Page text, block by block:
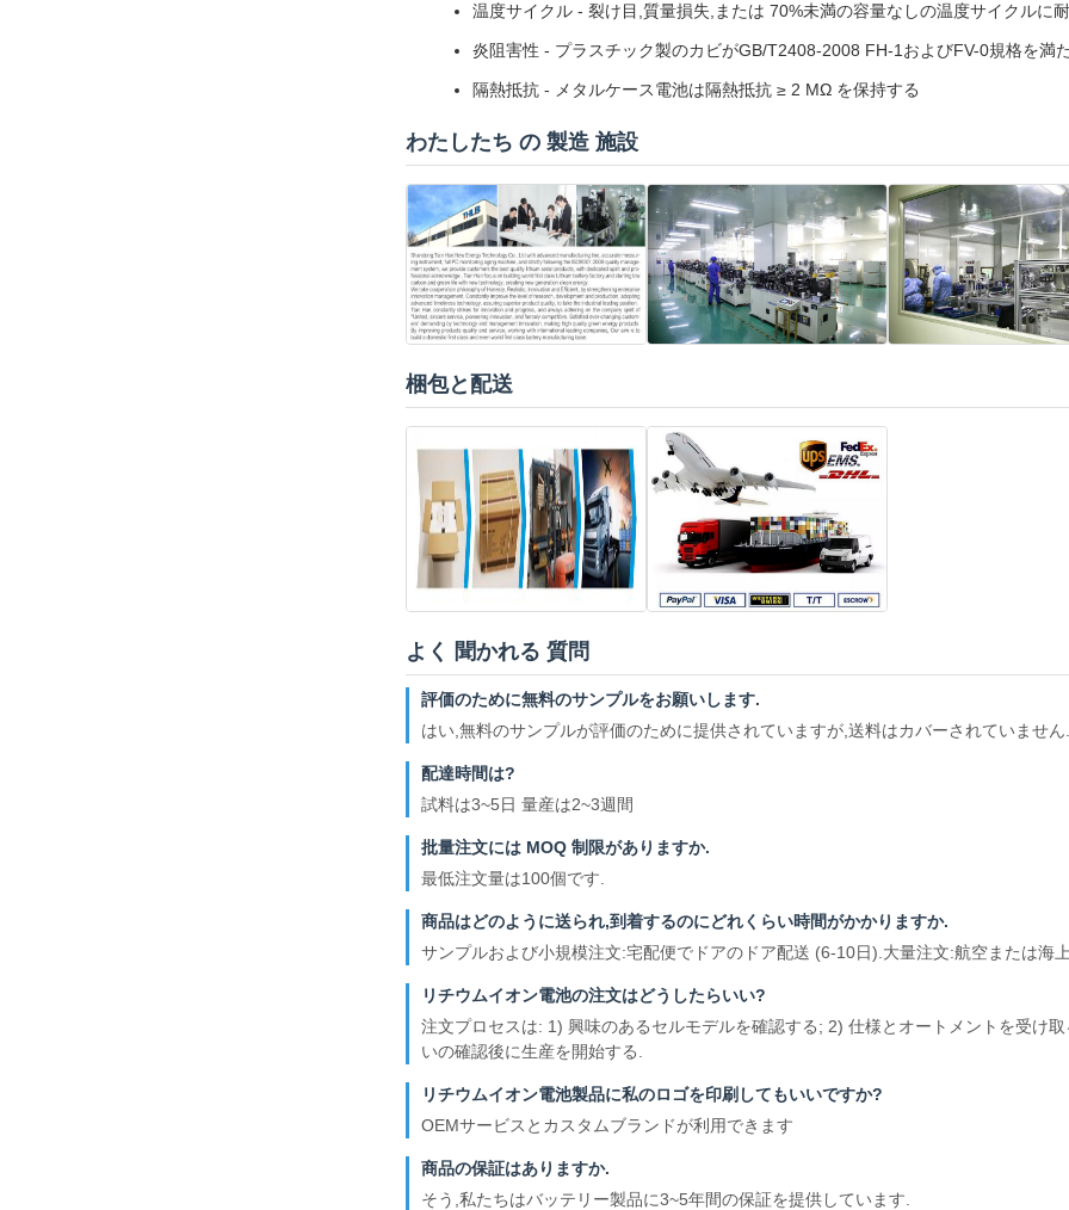
温度サイクル - 裂け目,質量損失,または 70%未満の容量なしの温度サイクルに
炎阻害性 - プラスチック製のカビがGB/T2408-2008 FH-1およびFV-0規格を満
隔熱抵抗 - メタルケース電池は隔熱抵抗 ≥ 2 MΩ を保持する
わたしたち の 製造 施設
梱包と配送
よく 聞かれる 質問
評価のために無料のサンプルをお願いします.
はい,無料のサンプルが評価のために提供されていますが,送料はカバーされていません.
配達時間は?
試料は3~5日 量産は2~3週間
批量注文には MOQ 制限がありますか.
最低注文量は100個です.
商品はどのように送られ,到着するのにどれくらい時間がかかりますか.
サンプルおよび小規模注文:宅配便でドアのドア配送 (6-10日).大量注文:航空または海
リチウムイオン電池の注文はどうしたらいい?
注文プロセスは: 1) 興味のあるセルモデルを確認する; 2) 仕様とオートメントを受け
いの確認後に生産を開始する.
リチウムイオン電池製品に私のロゴを印刷してもいいですか?
OEMサービスとカスタムブランドが利用できます
商品の保証はありますか.
そう,私たちはバッテリー製品に3~5年間の保証を提供しています.